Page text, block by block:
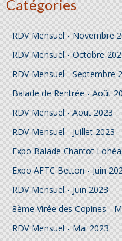
Catégories
RDV Mensuel - Novembre
RDV Mensuel - Octobre
RDV Mensuel - Septembre
Balade de Rentrée - Août
RDV Mensuel - Aout 2023
RDV Mensuel - Juillet 2023
Expo Balade Charcot
Expo AFTC Betton - Juin
RDV Mensuel - Juin 2023
8ème Virée des Copines -
RDV Mensuel - Mai 2023